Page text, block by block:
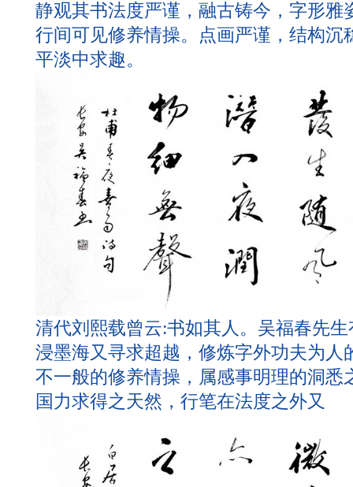
静观其书法度严谨，融古铸今，字形雅
行间可见修养情操。点画严谨，结构沉
平淡中求趣。
清代刘熙载曾云:书如其人。吴福春先
浸墨海又寻求超越，修炼字外功夫为人
不一般的修养情操，属感事明理的洞悉
国力求得之天然，行笔在法度之外又